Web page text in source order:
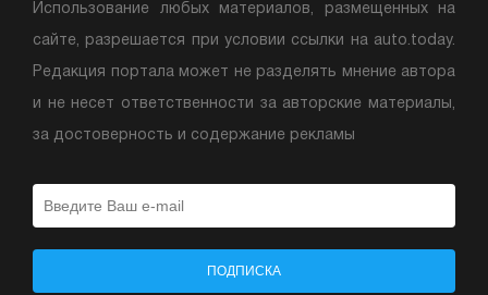
Использование любых материалов, размещенных на
сайте, разрешается при условии ссылки на auto.today.
Редакция портала может не разделять мнение автора
и не несет ответственности за авторские материалы,
за достоверность и содержание рекламы
ПОДПИСКА